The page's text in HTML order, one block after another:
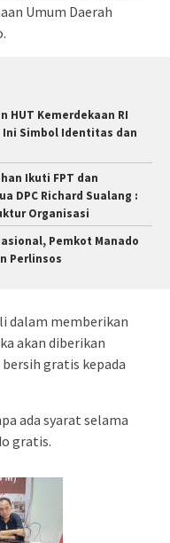
Umum Daerah
HUT Kemerdekaan RI
Ini Simbol Identitas dan
Ikuti FPT dan
DPC Richard Sualang :
Organisasi
Pemkot Manado
Perlinsos
dalam memberikan
akan diberikan
gratis kepada
ada syarat selama
gratis.